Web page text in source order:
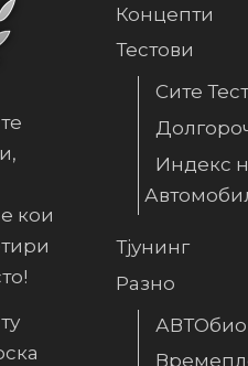
кои
Концепти
Тестови
Сите
Индекс
Тјунинг
Разно